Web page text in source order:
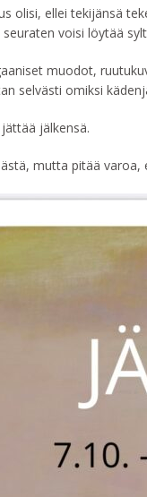
olisi, ellei tekijänsä
voisi löytää
muodot,
selvästi omiksi
jälkensä.
mutta pitää